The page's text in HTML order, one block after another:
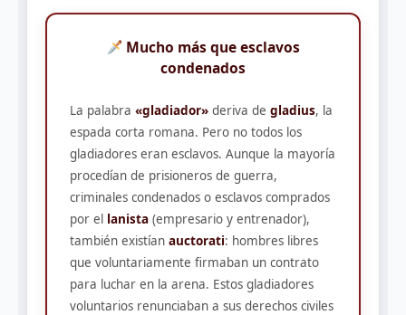
Mucho más que esclavos
condenados
La palabra «gladiador» deriva de gladius, la
espada corta romana. Pero no todos los
gladiadores eran esclavos. Aunque la mayoría
procedían de prisioneros de guerra,
criminales condenados o esclavos comprados
por el lanista (empresario y entrenador),
también existían auctorati: hombres libres
que voluntariamente firmaban un contrato
para luchar en la arena. Estos gladiadores
voluntarios renunciaban a sus derechos civiles